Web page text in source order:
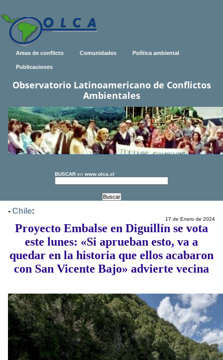
Areas de conflicto Comunidades Política ambiental
Publicaciones
Observatorio Latinoamericano de Conflictos
Ambientales
BUSCAR en www.olca.cl
- Chile:
17 de Enero de 2024
Proyecto Embalse en Diguillín se vota
este lunes: «Si aprueban esto, va a
quedar en la historia que ellos acabaron
con San Vicente Bajo» advierte vecina